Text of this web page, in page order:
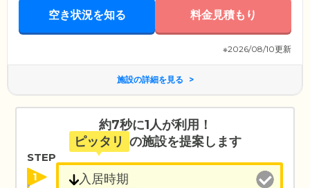
空き状況を知る 料金見積もり
※2026/08/10更新
施設の詳細を見る
約7秒に1人が利用！
ピッタリ の施設を提案します
STEP
1